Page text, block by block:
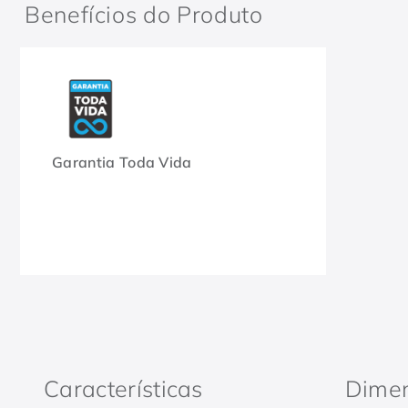
Benefícios do Produto
Garantia Toda Vida
Características